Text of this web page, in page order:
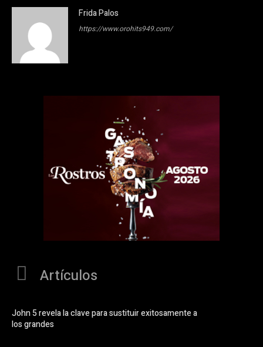
Frida Palos
https://www.orohits949.com/
Artículos
John 5 revela la clave para sustituir exitosamente a
los grandes